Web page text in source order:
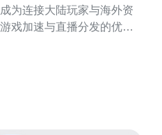
为连接大陆玩家与海外资
戏加速与直播分发的优化
。 首先在服务器